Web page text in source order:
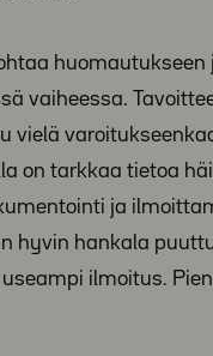
vaiheessa.
vielä
on tarkkaa tietoa
ja
hyvin hankala
ilmoitus.